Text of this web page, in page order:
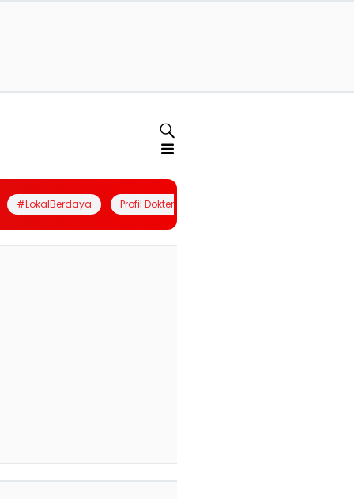
#LokalBerdaya Profil Dokter